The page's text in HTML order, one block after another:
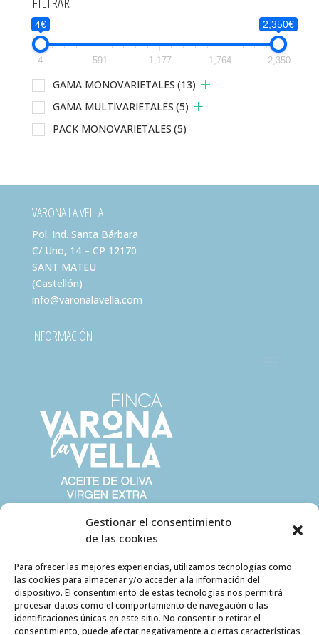
Gestionar el consentimiento
de las cookies
Para ofrecer las mejores experiencias, utilizamos tecnologías como
las cookies para almacenar y/o acceder a la información del
dispositivo. El consentimiento de estas tecnologías nos permitirá
procesar datos como el comportamiento de navegación o las
identificaciones únicas en este sitio. No consentir o retirar el
consentimiento, puede afectar negativamente a ciertas características
4€ 2,350€
4 591 1,177 1,764 2,350
GAMA MONOVARIETALES (13)
GAMA MULTIVARIETALES (5)
PACK MONOVARIETALES (5)
VARONA LA VELLA
Pol. Ind. Santa Bárbara
C/ Uno, 14 – CP 12170
SANT MATEU
(Castellón)
info@varonalavella.com
INFORMACIÓN